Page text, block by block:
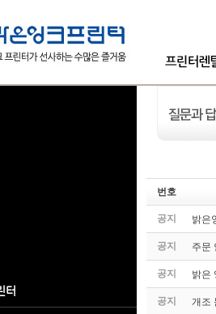
번호
공지 밝은
공지 주문
공지 밝은
공지 개조